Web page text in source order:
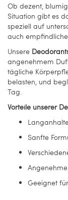
Ob dezent,
Situation gibt es
speziell auf
auch
Unsere
angenehmem
tägliche
belasten, und
Tag.
Vorteile unserer
Sanfte
Geeignet